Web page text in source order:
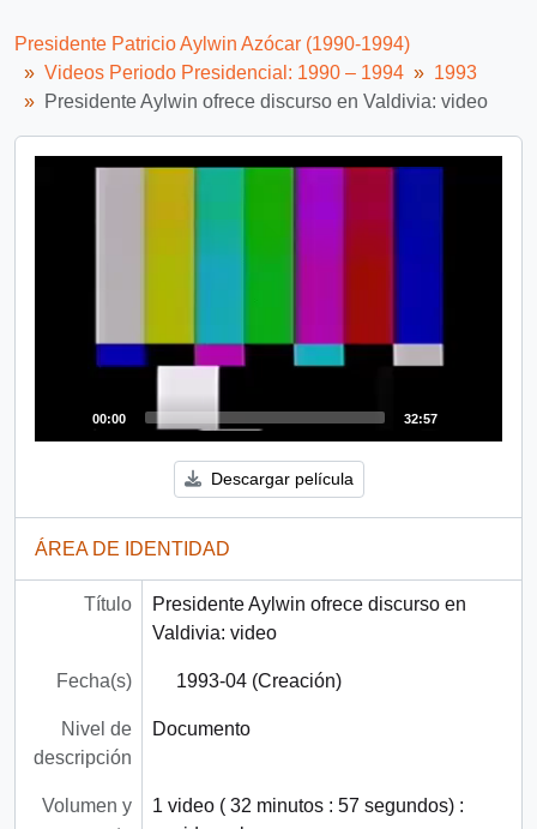
Presidente Patricio Aylwin Azócar (1990-1994)
Videos Periodo Presidencial: 1990 – 1994
1993
Presidente Aylwin ofrece discurso en Valdivia: video
Video
00:00 32:57
Descargar película
ÁREA DE IDENTIDAD
Título
Presidente Aylwin ofrece discurso en
Valdivia: video
Fecha(s) 1993-04 (Creación)
Nivel de
descripción
Documento
Volumen y
1 video ( 32 minutos : 57 segundos) :